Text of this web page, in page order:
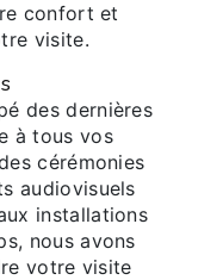
confort et
visite.
des dernières
à tous vos
cérémonies
audiovisuels
installations
nous avons
votre visite